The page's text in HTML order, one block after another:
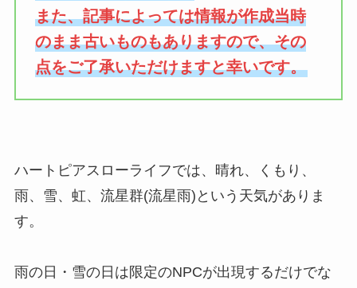
また、記事によっては情報が作成当時
のまま古いものもありますので、その
点をご了承いただけますと幸いです。
ハートピアスローライフでは、晴れ、くもり、
雨、雪、虹、流星群(流星雨)という天気がありま
す。
雨の日・雪の日は限定のNPCが出現するだけでな